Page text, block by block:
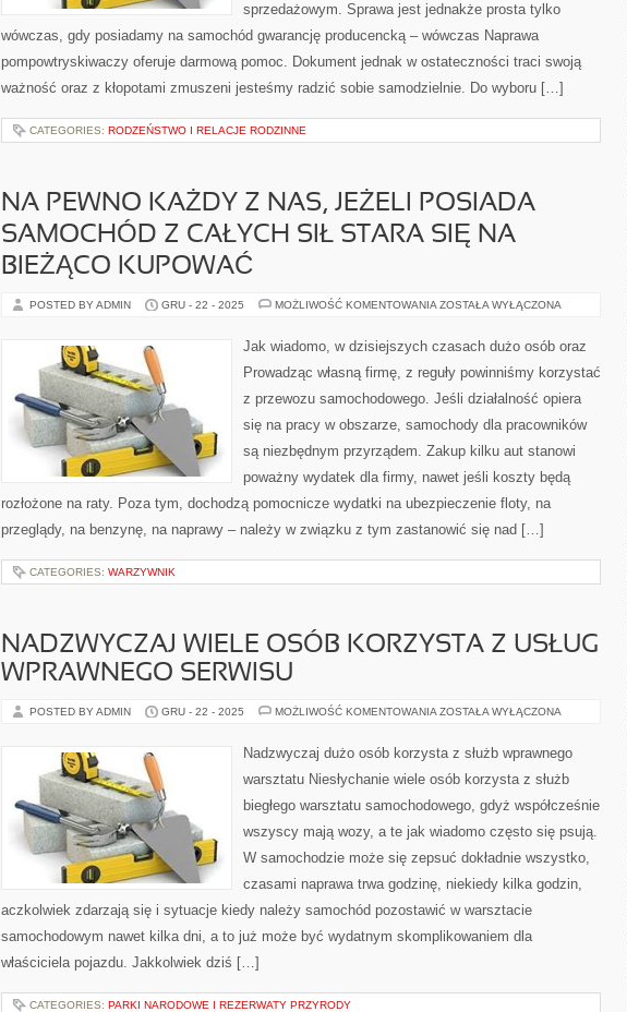
sprzedażowym. Sprawa jest jednakże prosta tylko
wówczas, gdy posiadamy na samochód gwarancję producencką – wówczas Naprawa
pompowtryskiwaczy oferuje darmową pomoc. Dokument jednak w ostateczności traci swoją
ważność oraz z kłopotami zmuszeni jesteśmy radzić sobie samodzielnie. Do wyboru […]
CATEGORIES: RODZEŃSTWO I RELACJE RODZINNE
NA PEWNO KAŻDY Z NAS, JEŻELI POSIADA
SAMOCHÓD Z CAŁYCH SIŁ STARA SIĘ NA
BIEŻĄCO KUPOWAĆ
POSTED BY ADMIN GRU - 22 - 2025 MOŻLIWOŚĆ KOMENTOWANIA NA
NAS,
POSIADA
Z
SIŁ
STARA
SIĘ
NA
BIEŻĄCO
KUPOWAĆ
ZOSTAŁA WYŁĄCZONA
Jak wiadomo, w dzisiejszych czasach dużo osób oraz
Prowadząc własną firmę, z reguły powinniśmy korzystać
z przewozu samochodowego. Jeśli działalność opiera
się na pracy w obszarze, samochody dla pracowników
są niezbędnym przyrządem. Zakup kilku aut stanowi
poważny wydatek dla firmy, nawet jeśli koszty będą
rozłożone na raty. Poza tym, dochodzą pomocnicze wydatki na ubezpieczenie floty, na
przeglądy, na benzynę, na naprawy – należy w związku z tym zastanowić się nad […]
CATEGORIES: WARZYWNIK
NADZWYCZAJ WIELE OSÓB KORZYSTA Z USŁUG
WPRAWNEGO SERWISU
POSTED BY ADMIN GRU - 22 - 2025 MOŻLIWOŚĆ KOMENTOWANIA NADZWYCZAJ
KORZYSTA
Z
WPRAWNEGO
ZOSTAŁA WYŁĄCZONA
Nadzwyczaj dużo osób korzysta z służb wprawnego
warsztatu Niesłychanie wiele osób korzysta z służb
biegłego warsztatu samochodowego, gdyż współcześnie
wszyscy mają wozy, a te jak wiadomo często się psują.
W samochodzie może się zepsuć dokładnie wszystko,
czasami naprawa trwa godzinę, niekiedy kilka godzin,
aczkolwiek zdarzają się i sytuacje kiedy należy samochód pozostawić w warsztacie
samochodowym nawet kilka dni, a to już może być wydatnym skomplikowaniem dla
właściciela pojazdu. Jakkolwiek dziś […]
CATEGORIES: PARKI NARODOWE I REZERWATY PRZYRODY